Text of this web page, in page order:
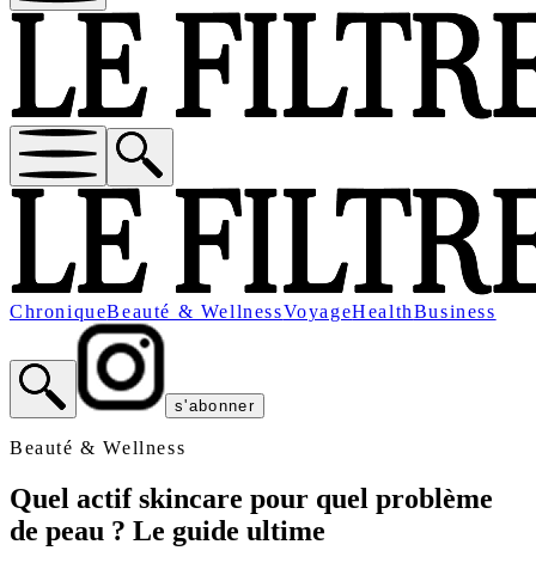
ChroniqueBeauté & WellnessVoyageHealthBusiness
s'abonner
Beauté & Wellness
Quel actif skincare pour quel problème
de peau ? Le guide ultime